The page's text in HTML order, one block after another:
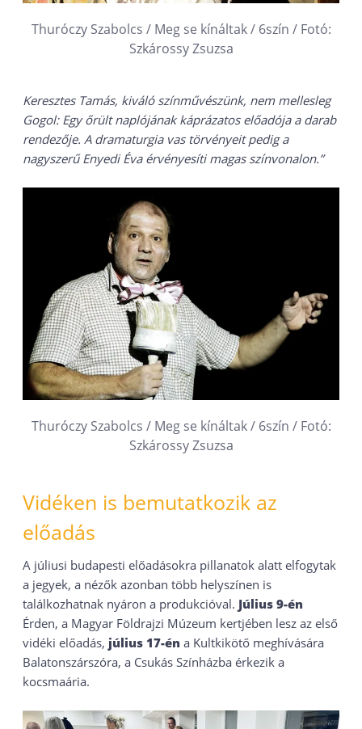
Thuróczy Szabolcs / Meg se kínáltak / 6szín / Fotó:
Szkárossy Zsuzsa
Keresztes Tamás, kiváló színművészünk, nem mellesleg
Gogol: Egy őrült naplójának káprázatos előadója a darab
rendezője. A dramaturgia vas törvényeit pedig a
nagyszerű Enyedi Éva érvényesíti magas színvonalon.”
Thuróczy Szabolcs / Meg se kínáltak / 6szín / Fotó:
Szkárossy Zsuzsa
Vidéken is bemutatkozik az
előadás
A júliusi budapesti előadásokra pillanatok alatt elfogytak
a jegyek, a nézők azonban több helyszínen is
találkozhatnak nyáron a produkcióval. Július 9-én
Érden, a Magyar Földrajzi Múzeum kertjében lesz az első
vidéki előadás, július 17-én a Kultkikötő meghívására
Balatonszárszóra, a Csukás Színházba érkezik a
kocsmaária.